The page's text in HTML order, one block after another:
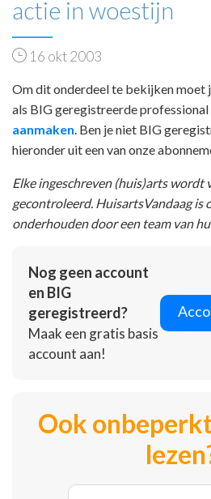
actie in woestijn
16 okt 2003
Om dit onderdeel te bekijken moet
als BIG geregistreerde professional
aanmaken . Ben je niet BIG
hieronder uit een van onze
Elke ingeschreven (huis)arts wordt
gecontroleerd. HuisartsVandaag
onderhouden door een team van
Nog geen account
en BIG
geregistreerd?
Maak een gratis basis
account aan!
Ook